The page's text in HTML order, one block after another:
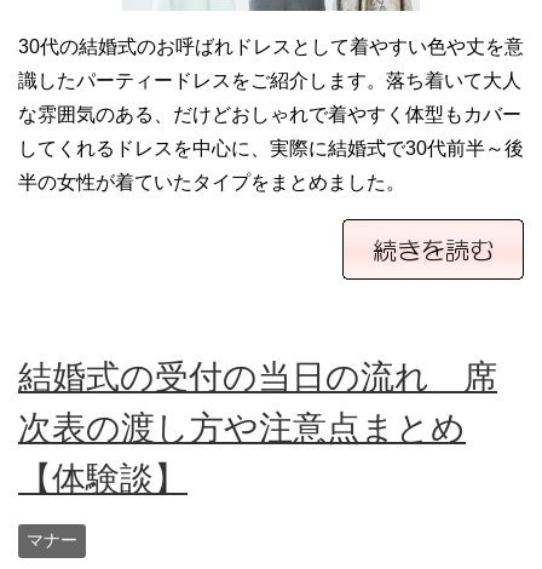
30代の結婚式のお呼ばれドレスとして着やすい色や丈を意
識したパーティードレスをご紹介します。落ち着いて大人
な雰囲気のある、だけどおしゃれで着やすく体型もカバー
してくれるドレスを中心に、実際に結婚式で30代前半～後
半の女性が着ていたタイプをまとめました。
結婚式の受付の当日の流れ 席
次表の渡し方や注意点まとめ
【体験談】
マナー